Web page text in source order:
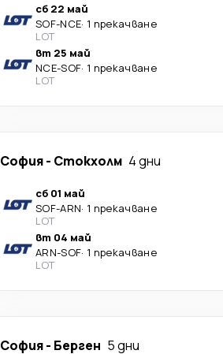
сб 22 май
SOF-NCE· 1 прекачване
LOT
вт 25 май
NCE-SOF· 1 прекачване
LOT
София- Стoкхолм 4 дни
сб 01 май
SOF-ARN· 1 прекачване
LOT
вт 04 май
ARN-SOF· 1 прекачване
LOT
София- Берген 5 дни